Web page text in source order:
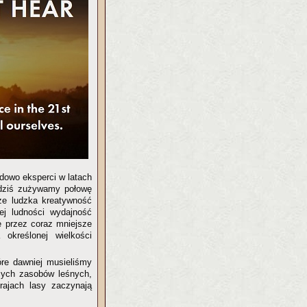
eksperci w latach
zużywamy połowę
ludzka kreatywność
ludności wydajność
przez coraz mniejsze
wielkości
dawniej musieliśmy
zasobów leśnych,
lasy zaczynają